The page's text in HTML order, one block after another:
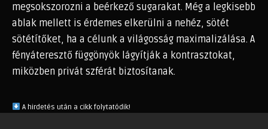
megsokszorozni a beérkező sugarakat. Még a legkisebb
ablak mellett is érdemes elkerülni a nehéz, sötét
sötétítőket, ha a célunk a világosság maximalizálása. A
fényáteresztő függönyök lágyítják a kontrasztokat,
miközben privát szférát biztosítanak.
A hirdetés után a cikk folytatódik!